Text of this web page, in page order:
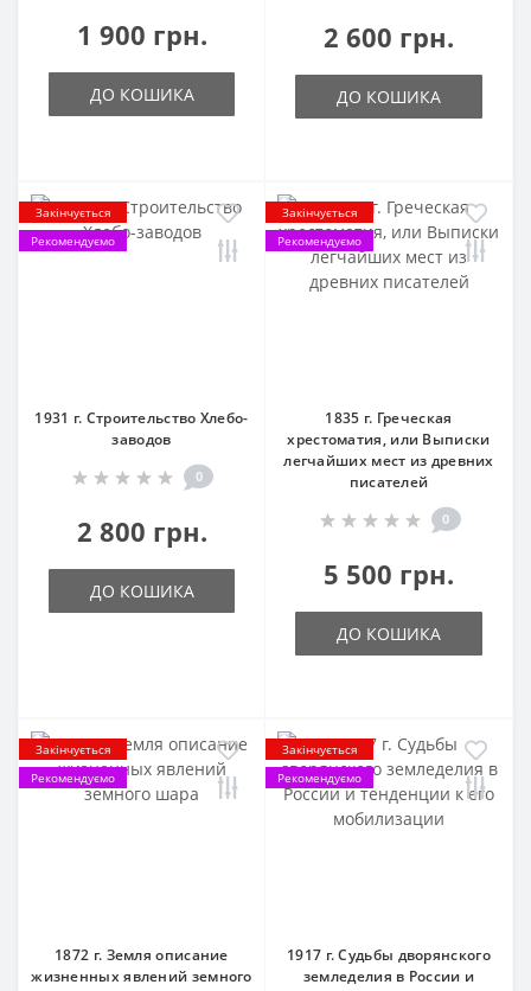
1 900 грн.
ДО КОШИКА
2 600 грн.
ДО КОШИКА
Закінчується
Рекомендуємо
1931 г. Строительство Хлебо-
заводов
0
2 800 грн.
ДО КОШИКА
Закінчується
Рекомендуємо
1835 г. Греческая
хрестоматия, или Выписки
легчайших мест из древних
писателей
0
5 500 грн.
ДО КОШИКА
Закінчується
Рекомендуємо
1872 г. Земля описание
жизненных явлений земного
Закінчується
Рекомендуємо
1917 г. Судьбы дворянского
земледелия в России и